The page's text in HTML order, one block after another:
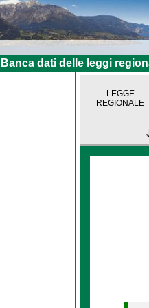
Banca dati delle leggi
LEGGE
REGIONALE